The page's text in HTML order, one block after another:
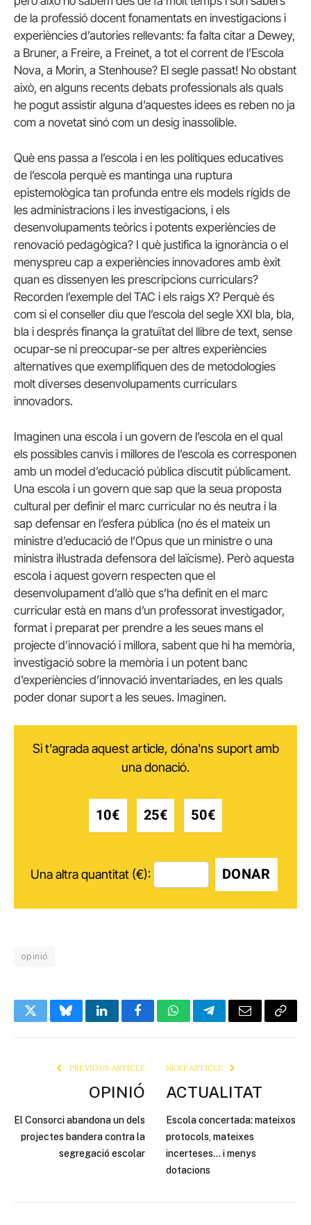
de la professió docent fonamentats en investigacions i
experiències d’autories rellevants: fa falta citar a Dewey,
a Bruner, a Freire, a Freinet, a tot el corrent de l’Escola
Nova, a Morin, a Stenhouse? El segle passat! No obstant
això, en alguns recents debats professionals als quals
he pogut assistir alguna d’aquestes idees es reben no ja
com a novetat sinó com un desig inassolible.
Què ens passa a l’escola i en les polítiques educatives
de l’escola perquè es mantinga una ruptura
epistemològica tan profunda entre els models rígids de
les administracions i les investigacions, i els
desenvolupaments teòrics i potents experiències de
renovació pedagògica? I què justifica la ignorància o el
menyspreu cap a experiències innovadores amb èxit
quan es dissenyen les prescripcions curriculars?
Recorden l’exemple del TAC i els raigs X? Perquè és
com si el conseller diu que l’escola del segle XXI bla, bla,
bla i després finança la gratuïtat del llibre de text, sense
ocupar-se ni preocupar-se per altres experiències
alternatives que exemplifiquen des de metodologies
molt diverses desenvolupaments curriculars
innovadors.
Imaginen una escola i un govern de l’escola en el qual
els possibles canvis i millores de l’escola es corresponen
amb un model d’educació pública discutit públicament.
Una escola i un govern que sap que la seua proposta
cultural per definir el marc curricular no és neutra i la
sap defensar en l’esfera pública (no és el mateix un
ministre d’educació de l’Opus que un ministre o una
ministra il·lustrada defensora del laïcisme). Però aquesta
escola i aquest govern respecten que el
desenvolupament d’allò que s’ha definit en el marc
curricular està en mans d’un professorat investigador,
format i preparat per prendre a les seues mans el
projecte d’innovació i millora, sabent que hi ha memòria,
investigació sobre la memòria i un potent banc
d’experiències d’innovació inventariades, en les quals
poder donar suport a les seues. Imaginen.
Si t'agrada aquest article, dóna'ns suport amb
una donació.
10€ 25€ 50€
Una altra quantitat (€): DONAR
opinió
TwitterBlueskyLinkedInFacebookWhatsAppTelegramEmail Copy
PREVIOUS ARTICLE
OPINIÓ
El Consorci abandona un dels
projectes bandera contra la
segregació escolar
NEXT ARTICLE
ACTUALITAT
Escola concertada: mateixos
protocols, mateixes
incerteses… i menys
dotacions